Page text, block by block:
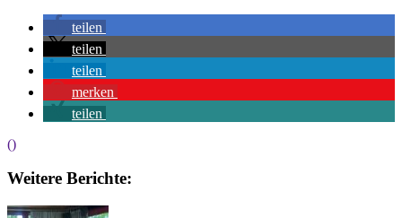
teilen
teilen
teilen
merken
teilen
()
Weitere Berichte: